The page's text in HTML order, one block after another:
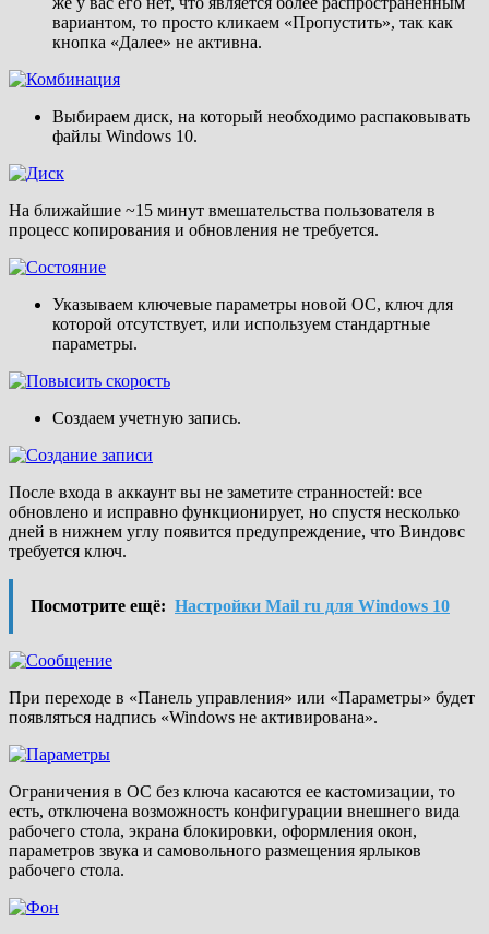
вариантом, то просто кликаем «Пропустить», так как
кнопка «Далее» не активна.
Выбираем диск, на который необходимо распаковывать
файлы Windows 10.
На ближайшие ~15 минут вмешательства пользователя в
процесс копирования и обновления не требуется.
Указываем ключевые параметры новой ОС, ключ для
которой отсутствует, или используем стандартные
параметры.
Создаем учетную запись.
После входа в аккаунт вы не заметите странностей: все
обновлено и исправно функционирует, но спустя несколько
дней в нижнем углу появится предупреждение, что Виндовс
требуется ключ.
Посмотрите ещё: Настройки Mail ru для Windows 10
При переходе в «Панель управления» или «Параметры» будет
появляться надпись «Windows не активирована».
Ограничения в ОС без ключа касаются ее кастомизации, то
есть, отключена возможность конфигурации внешнего вида
рабочего стола, экрана блокировки, оформления окон,
параметров звука и самовольного размещения ярлыков
рабочего стола.